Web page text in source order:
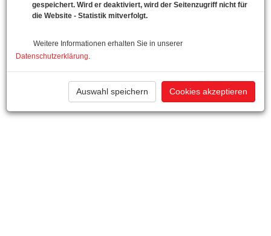
gespeichert. Wird er deaktiviert, wird der Seitenzugriff nicht für
die Website - Statistik mitverfolgt.
Weitere Informationen erhalten Sie in unserer
Datenschutzerklärung
Auswahl speichern Cookies akzeptieren